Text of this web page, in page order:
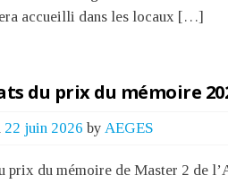
accueilli dans les locaux […]
du prix du mémoire
22 juin 2026 byAEGES
prix du mémoire de Master 2 de